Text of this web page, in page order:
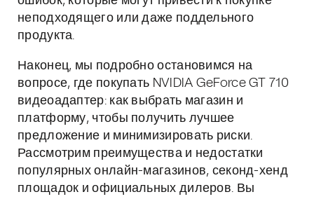
неподходящего или даже поддельного
продукта.
Наконец, мы подробно остановимся на
вопросе, где покупать NVIDIA GeForce GT 710
видеоадаптер: как выбрать магазин и
платформу, чтобы получить лучшее
предложение и минимизировать риски.
Рассмотрим преимущества и недостатки
популярных онлайн-магазинов, секонд-хенд
площадок и официальных дилеров. Вы